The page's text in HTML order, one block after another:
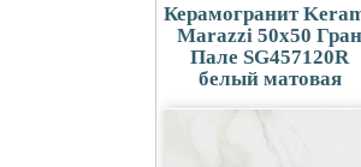
Керамогранит
Marazzi 50x50 Гран
Пале SG457120R
белый матовая